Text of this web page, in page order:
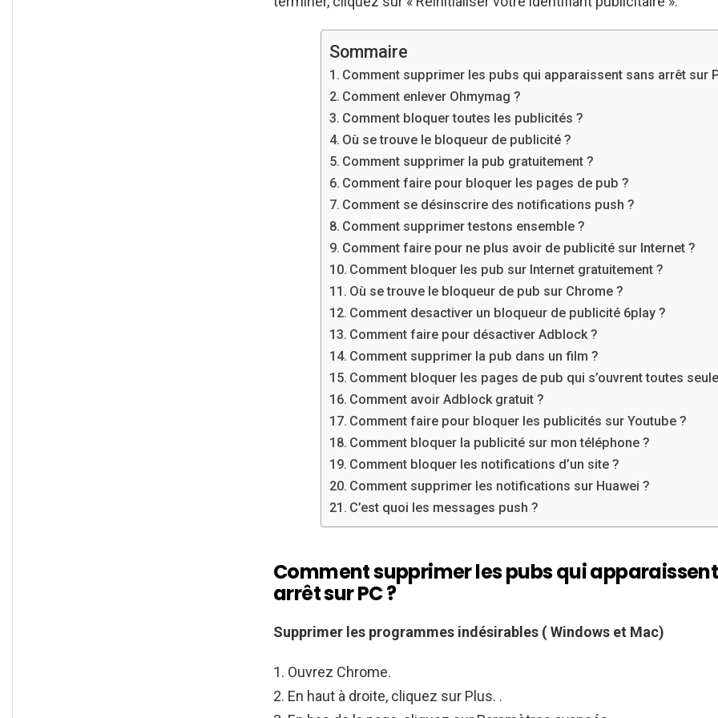
Sommaire
Comment supprimer les pubs qui apparaissent sans arrêt sur
Comment enlever Ohmymag ?
Comment bloquer toutes les publicités ?
Où se trouve le bloqueur de publicité ?
Comment supprimer la pub gratuitement ?
Comment faire pour bloquer les pages de pub ?
Comment se désinscrire des notifications push ?
Comment supprimer testons ensemble ?
Comment faire pour ne plus avoir de publicité sur Internet ?
Comment bloquer les pub sur Internet gratuitement ?
Où se trouve le bloqueur de pub sur Chrome ?
Comment desactiver un bloqueur de publicité 6play ?
Comment faire pour désactiver Adblock ?
Comment supprimer la pub dans un film ?
Comment bloquer les pages de pub qui s’ouvrent toutes
Comment avoir Adblock gratuit ?
Comment faire pour bloquer les publicités sur Youtube ?
Comment bloquer la publicité sur mon téléphone ?
Comment bloquer les notifications d’un site ?
Comment supprimer les notifications sur Huawei ?
C’est quoi les messages push ?
Comment supprimer les pubs qui
arrêt sur PC ?
Supprimer les programmes indésirables (Windows et Mac)
Ouvrez Chrome.
En haut à droite, cliquez sur Plus. .